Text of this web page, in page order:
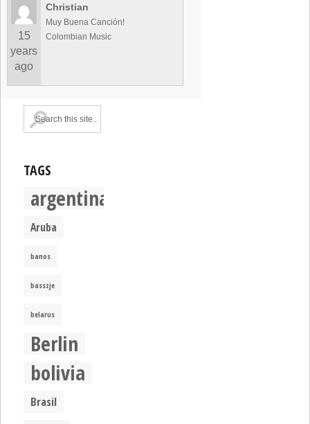
15
years
ago
Christian
Muy Buena Canción!
Colombian Music
TAGS
argentina
Aruba
banos
basszje
belarus
Berlin
bolivia
Brasil